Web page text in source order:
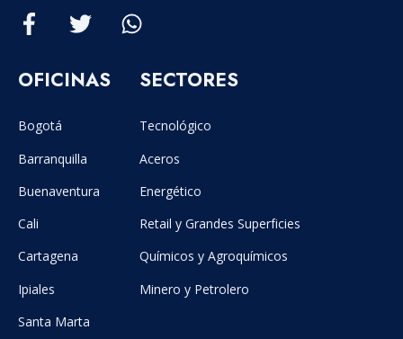
OFICINAS
Bogotá
Barranquilla
Buenaventura
Cali
Cartagena
Ipiales
Santa Marta
SECTORES
Tecnológico
Aceros
Energético
Retail y Grandes Superficies
Químicos y Agroquímicos
Minero y Petrolero